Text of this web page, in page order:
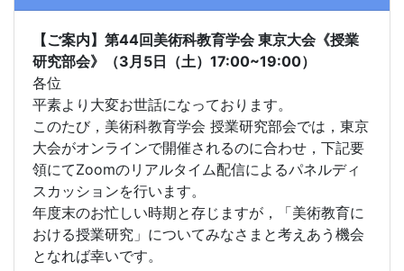
【ご案内】第44回美術科教育学会 東京大会《授業
研究部会》（3月5日（土）17:00~19:00）
各位
平素より大変お世話になっております。
このたび，美術科教育学会 授業研究部会では，東京
大会がオンラインで開催されるのに合わせ，下記要
領にてZoomのリアルタイム配信によるパネルディ
スカッションを行います。
年度末のお忙しい時期と存じますが，「美術教育に
おける授業研究」についてみなさまと考えあう機会
となれば幸いです。